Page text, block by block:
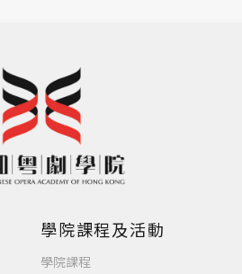
學院課程及活動
學院課程